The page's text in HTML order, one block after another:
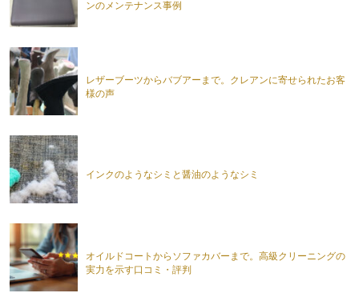
ンのメンテナンス事例
レザーブーツからバブアーまで。クレアンに寄せられたお客
様の声
インクのようなシミと醤油のようなシミ
オイルドコートからソファカバーまで。高級クリーニングの
実力を示す口コミ・評判